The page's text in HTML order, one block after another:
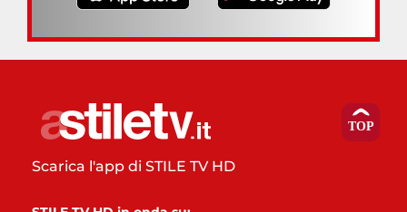
Scarica l'app di STILE TV HD